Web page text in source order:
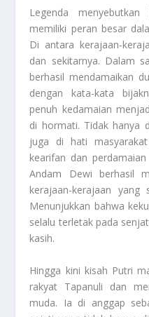
Legenda menyebutkan
memiliki peran besar
Di antara kerajaan-
dan sekitarnya. Dalam
berhasil mendamaikan
dengan kata-kata
penuh kedamaian
di hormati. Tidak hanya
juga di hati
kearifan dan
Andam Dewi berhasil
kerajaan-kerajaan yang
Menunjukkan bahwa
selalu terletak pada
kasih.
Hingga kini kisah Putri
rakyat Tapanuli dan
muda. Ia di anggap